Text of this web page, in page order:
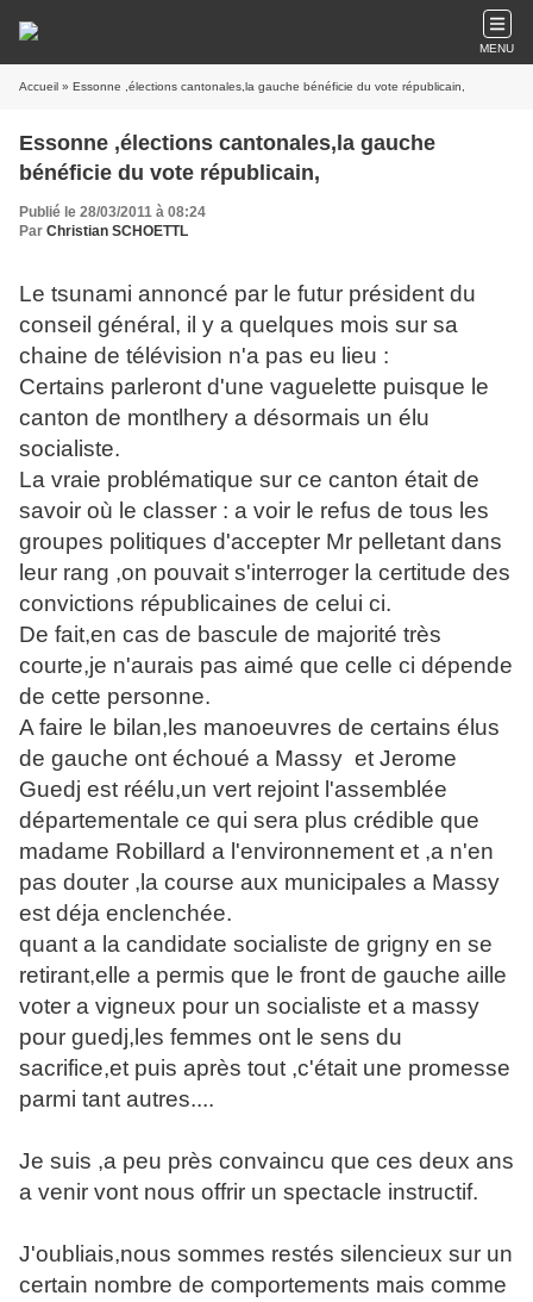
MENU
Accueil » Essonne ,élections cantonales,la gauche bénéficie du vote républicain,
Essonne ,élections cantonales,la gauche
bénéficie du vote républicain,
Publié le 28/03/2011 à 08:24
Par Christian SCHOETTL
Le tsunami annoncé par le futur président du
conseil général, il y a quelques mois sur sa
chaine de télévision n'a pas eu lieu :
Certains parleront d'une vaguelette puisque le
canton de montlhery a désormais un élu
socialiste.
La vraie problématique sur ce canton était de
savoir où le classer : a voir le refus de tous les
groupes politiques d'accepter Mr pelletant dans
leur rang ,on pouvait s'interroger la certitude des
convictions républicaines de celui ci.
De fait,en cas de bascule de majorité très
courte,je n'aurais pas aimé que celle ci dépende
de cette personne.
A faire le bilan,les manoeuvres de certains élus
de gauche ont échoué a Massy et Jerome
Guedj est réélu,un vert rejoint l'assemblée
départementale ce qui sera plus crédible que
madame Robillard a l'environnement et ,a n'en
pas douter ,la course aux municipales a Massy
est déja enclenchée.
quant a la candidate socialiste de grigny en se
retirant,elle a permis que le front de gauche aille
voter a vigneux pour un socialiste et a massy
pour guedj,les femmes ont le sens du
sacrifice,et puis après tout ,c'était une promesse
parmi tant autres....
Je suis ,a peu près convaincu que ces deux ans
a venir vont nous offrir un spectacle instructif.
J'oubliais,nous sommes restés silencieux sur un
certain nombre de comportements mais comme